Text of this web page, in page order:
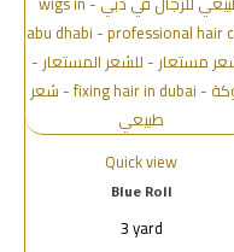
Quick view
Blue Roll
3 yard